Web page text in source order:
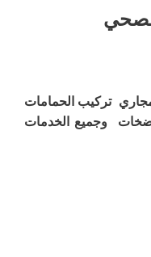
تركيب الحمامات
وجميع الخدمات